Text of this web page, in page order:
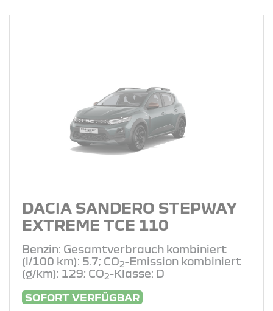
DACIA SANDERO STEPWAY
EXTREME TCE 110
Benzin: Gesamtverbrauch kombiniert
(l/100 km): 5.7; CO2-Emission kombiniert
(g/km): 129; CO2-Klasse: D
SOFORT VERFÜGBAR